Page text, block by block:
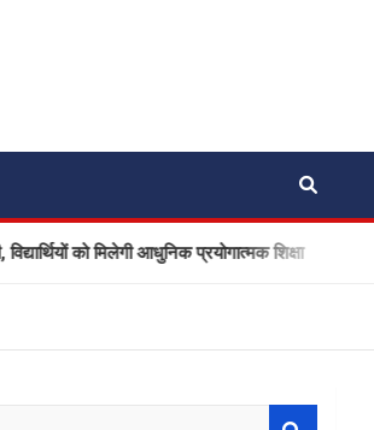
आधुनिक प्रयोगात्मक शिक्षा